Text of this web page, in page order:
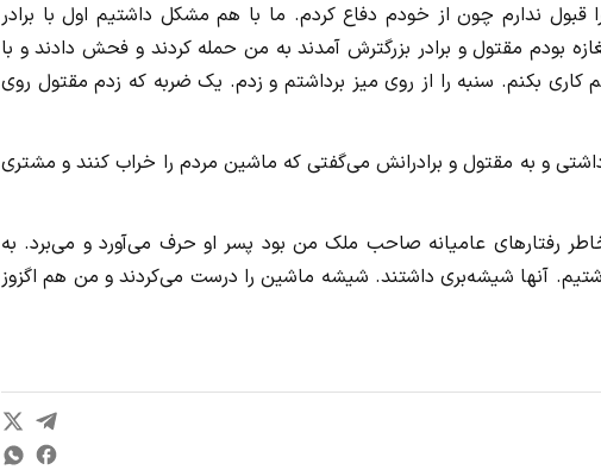
قبول ندارم چون از خودم دفاع کردم. ما با هم مشکل داشتیم اول با برادر
بودم مقتول و برادر بزرگترش آمدند به من حمله کردند و فحش دادند و با
بکنم. سنبه را از روی میز برداشتم و زدم. یک ضربه که زدم مقتول روی
و به مقتول و برادرانش می‌گفتی که ماشین مردم را خراب کنند و مشتری
رفتارهای عامیانه صاحب ملک من بود پسر او حرف می‌آورد و می‌برد. به
آنها شیشه‌بری داشتند. شیشه ماشین را درست می‌کردند و من هم اگزوز